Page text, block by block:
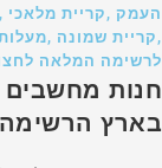
העמק ,קריית מלאכי
,קריית שמונה
לרשימה המלאה
חנות מחשבים
בארץ